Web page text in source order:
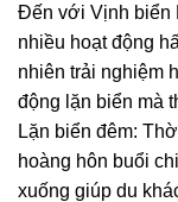
Đến với Vịnh biển
nhiều hoạt động
nhiên trải nghiệm
động lặn biển mà
Lặn biển đêm:
hoàng hôn buổi
xuống giúp du